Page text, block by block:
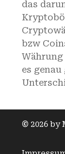
das
bzw
es
© 2026 by